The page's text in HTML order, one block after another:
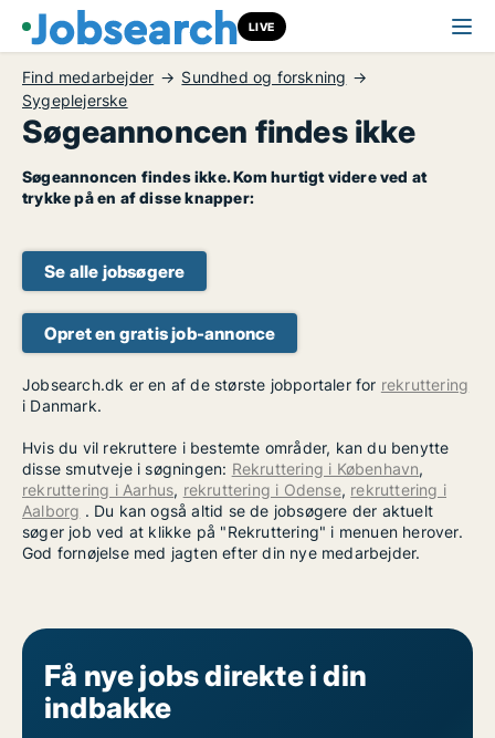
LIVE
Find medarbejder
Sundhed og forskning
Sygeplejerske
Søgeannoncen findes ikke
Søgeannoncen findes ikke. Kom hurtigt videre ved at
trykke på en af disse knapper:
Se alle jobsøgere
Opret en gratis job-annonce
Jobsearch.dk er en af de største jobportaler for rekruttering
i Danmark.
Hvis du vil rekruttere i bestemte områder, kan du benytte
disse smutveje i søgningen: Rekruttering i København,
rekruttering i Aarhus, rekruttering i Odense, rekruttering i
Aalborg . Du kan også altid se de jobsøgere der aktuelt
søger job ved at klikke på "Rekruttering" i menuen herover.
God fornøjelse med jagten efter din nye medarbejder.
Få nye jobs direkte i din
indbakke